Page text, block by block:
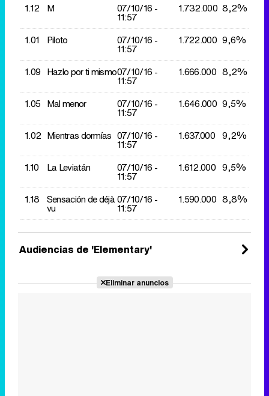
1.12 M 07/10/16 -
11:57
1.732.000 8,2%
1.01 Piloto 07/10/16 -
11:57
1.722.000 9,6%
1.09 Hazlo por ti mismo07/10/16 -
11:57
1.666.000 8,2%
1.05 Mal menor 07/10/16 -
11:57
1.646.000 9,5%
1.02 Mientras dormías 07/10/16 -
11:57
1.637.000 9,2%
1.10 La Leviatán 07/10/16 -
11:57
1.612.000 9,5%
1.18 Sensación de déjà
vu
07/10/16 -
11:57
1.590.000 8,8%
Audiencias de 'Elementary'
Eliminar anuncios